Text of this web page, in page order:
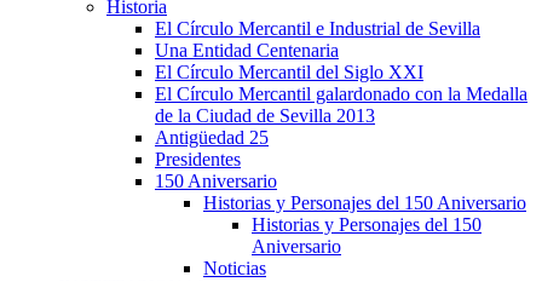
Historia
El Círculo Mercantil e Industrial de Sevilla
Una Entidad Centenaria
El Círculo Mercantil del Siglo XXI
El Círculo Mercantil galardonado con la Medalla
de la Ciudad de Sevilla 2013
Antigüedad 25
Presidentes
150 Aniversario
Historias y Personajes del 150 Aniversario
Historias y Personajes del 150
Aniversario
Noticias